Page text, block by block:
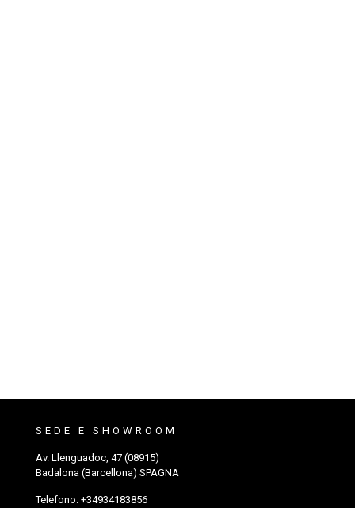
SEDE E SHOWROOM
Av. Llenguadoc, 47 (08915)
Badalona (Barcellona) SPAGNA
Telefono: +34934183856